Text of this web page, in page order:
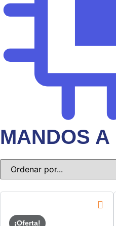
MANDOS
¡Oferta!